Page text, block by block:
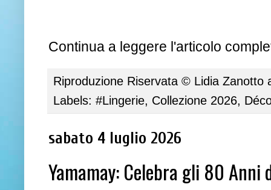
Continua a leggere l'articolo
Riproduzione Riservata © Lidia Zanotto
Labels: #Lingerie, Collezione 2026,
sabato 4 luglio 2026
Yamamay: Celebra gli 80